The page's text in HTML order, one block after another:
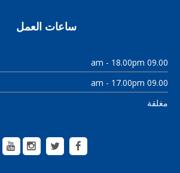
ساعات العمل
09.00 am - 18.00pm
09.00 am - 17.00pm
مغلقة